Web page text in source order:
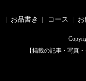
お品書き コース お
【掲載の記事・写真